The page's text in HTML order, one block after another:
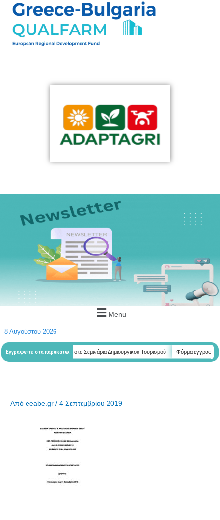
Menu
8 Αυγούστου 2026
Εγγραφείτε στα παρακάτω:
Φόρμα εγγραφής στα Σεμινάρια Δημιουργικού Τουρισμού Φόρμα εγγραφής
Απόeeabe.gr/4 Σεπτεμβρίου 2019